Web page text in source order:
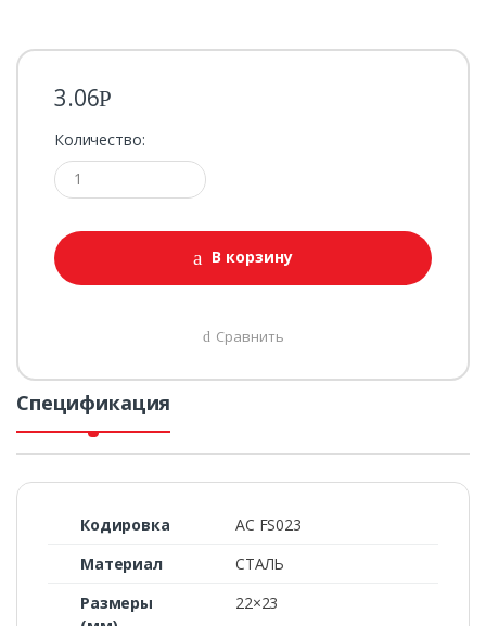
3.06Р
Количество:
В корзину
Сравнить
Спецификация
Кодировка
AC FS023
Материал
СТАЛЬ
Размеры
22×23